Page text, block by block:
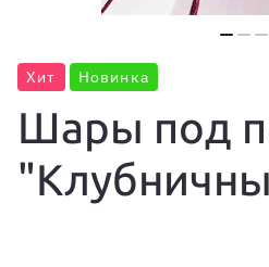
Хит Новинка
Шары под